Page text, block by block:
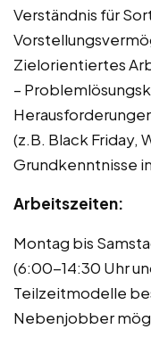
Verständnis für
Zielorientiertes
–
(z.B. Black Friday,
Grundkenntnisse
Arbeitszeiten:
Montag bis
(6:00-14:30 Uhr
Teilzeitmodelle
Nebenjobber